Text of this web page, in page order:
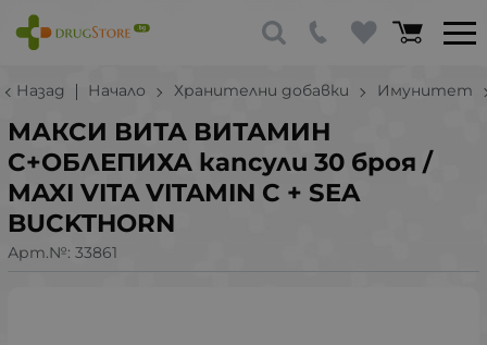
Назад Начало Хранителни добавки Имунитет
МАКСИ ВИТА ВИТАМИН
C+ОБЛЕПИХА капсули 30 броя /
MAXI VITA VITAMIN C + SEA
BUCKTHORN
Арт.№: 33861